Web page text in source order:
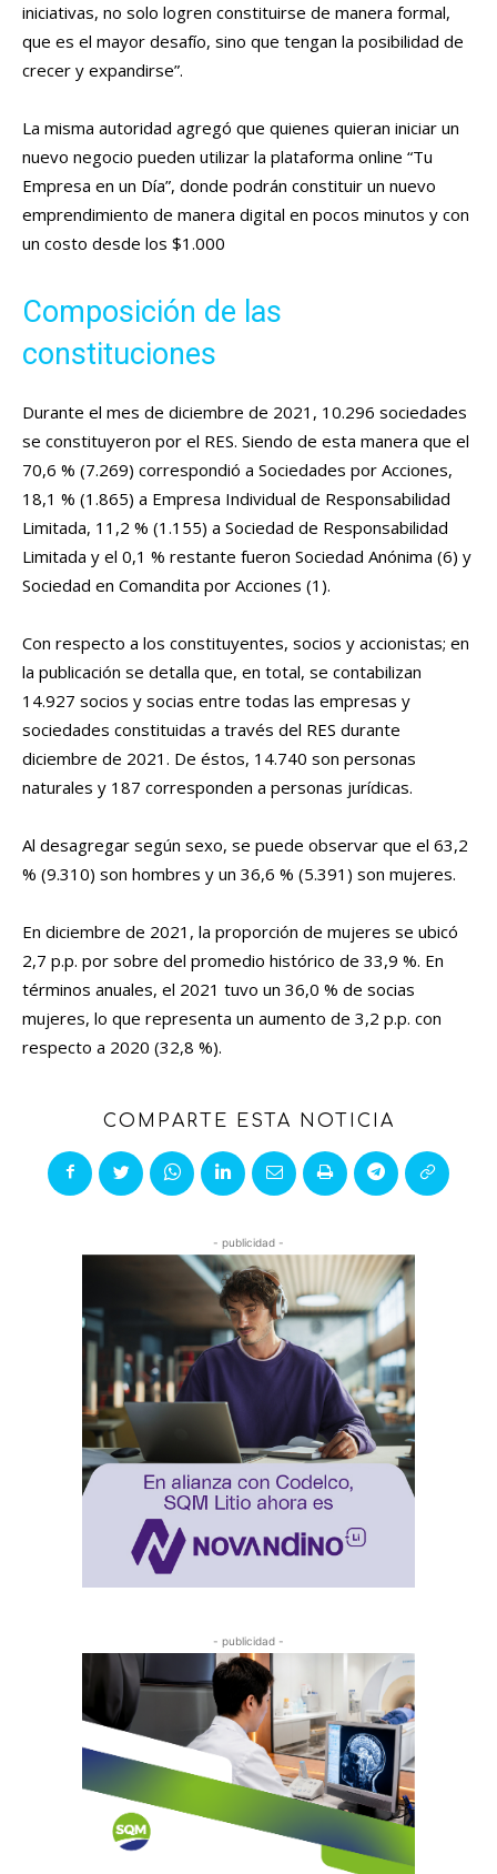
iniciativas, no solo logren constituirse de manera formal,
que es el mayor desafío, sino que tengan la posibilidad de
crecer y expandirse”.
La misma autoridad agregó que quienes quieran iniciar un
nuevo negocio pueden utilizar la plataforma online “Tu
Empresa en un Día”, donde podrán constituir un nuevo
emprendimiento de manera digital en pocos minutos y con
un costo desde los $1.000
Composición de las
constituciones
Durante el mes de diciembre de 2021, 10.296 sociedades
se constituyeron por el RES. Siendo de esta manera que el
70,6 % (7.269) correspondió a Sociedades por Acciones,
18,1 % (1.865) a Empresa Individual de Responsabilidad
Limitada, 11,2 % (1.155) a Sociedad de Responsabilidad
Limitada y el 0,1 % restante fueron Sociedad Anónima (6) y
Sociedad en Comandita por Acciones (1).
Con respecto a los constituyentes, socios y accionistas; en
la publicación se detalla que, en total, se contabilizan
14.927 socios y socias entre todas las empresas y
sociedades constituidas a través del RES durante
diciembre de 2021. De éstos, 14.740 son personas
naturales y 187 corresponden a personas jurídicas.
Al desagregar según sexo, se puede observar que el 63,2
% (9.310) son hombres y un 36,6 % (5.391) son mujeres.
En diciembre de 2021, la proporción de mujeres se ubicó
2,7 p.p. por sobre del promedio histórico de 33,9 %. En
términos anuales, el 2021 tuvo un 36,0 % de socias
mujeres, lo que representa un aumento de 3,2 p.p. con
respecto a 2020 (32,8 %).
COMPARTE ESTA NOTICIA
- publicidad -
- publicidad -